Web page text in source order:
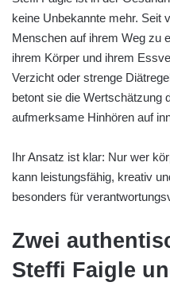
keine Unbekannte mehr. Seit
Menschen auf ihrem Weg zu
ihrem Körper und ihrem
Verzicht oder strenge
betont sie die Wertschätzung
aufmerksame Hinhören auf
Ihr Ansatz ist klar: Nur wer
kann leistungsfähig, kreativ
besonders für
Zwei
Steffi Faigle